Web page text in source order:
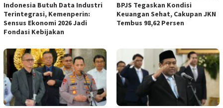
Indonesia Butuh Data Industri
Terintegrasi, Kemenperin:
Sensus Ekonomi 2026 Jadi
Fondasi Kebijakan
BPJS Tegaskan Kondisi
Keuangan Sehat, Cakupan JKN
Tembus 98,62 Persen